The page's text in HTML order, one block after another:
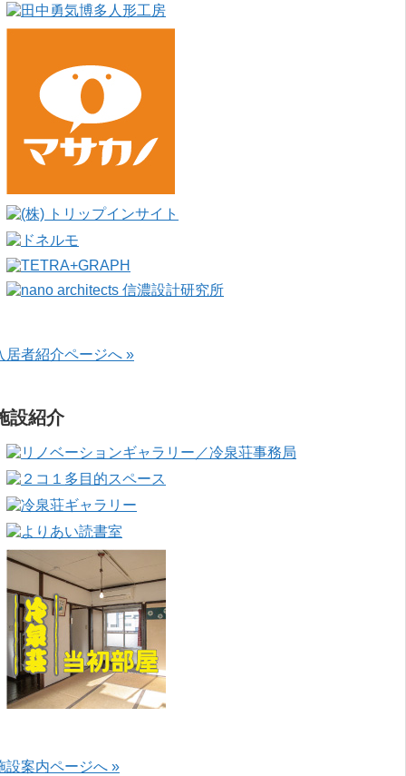
居者紹介ページへ »
設紹介
設案内ページへ »